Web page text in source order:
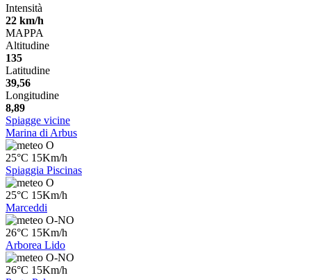
Intensità
22 km/h
MAPPA
Altitudine
135
Latitudine
39,56
Longitudine
8,89
Spiagge vicine
Marina di Arbus
O
25°C 15Km/h
Spiaggia Piscinas
O
25°C 15Km/h
Marceddi
O-NO
26°C 15Km/h
Arborea Lido
O-NO
26°C 15Km/h